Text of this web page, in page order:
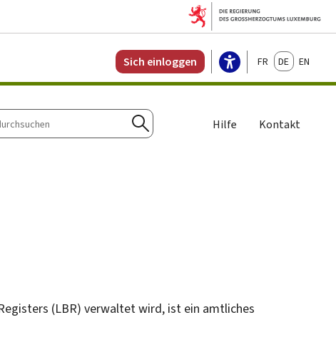
Sich einloggen FrançaisDeutschEnglish
Suchen
Hilfe Kontakt
(LBR) verwaltet wird, ist ein amtliches